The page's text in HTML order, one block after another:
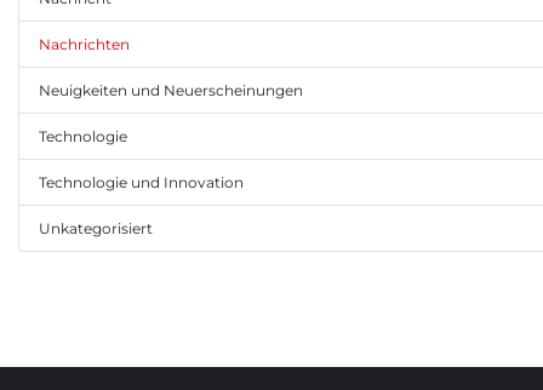
Nachrichten
Neuigkeiten und Neuerscheinungen
Technologie
Technologie und Innovation
Unkategorisiert